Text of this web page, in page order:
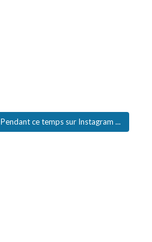
Pendant ce temps sur Instagram ...